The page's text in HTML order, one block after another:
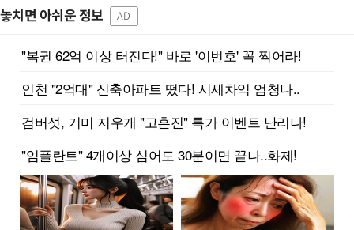
놓치면 아쉬운 정보 AD